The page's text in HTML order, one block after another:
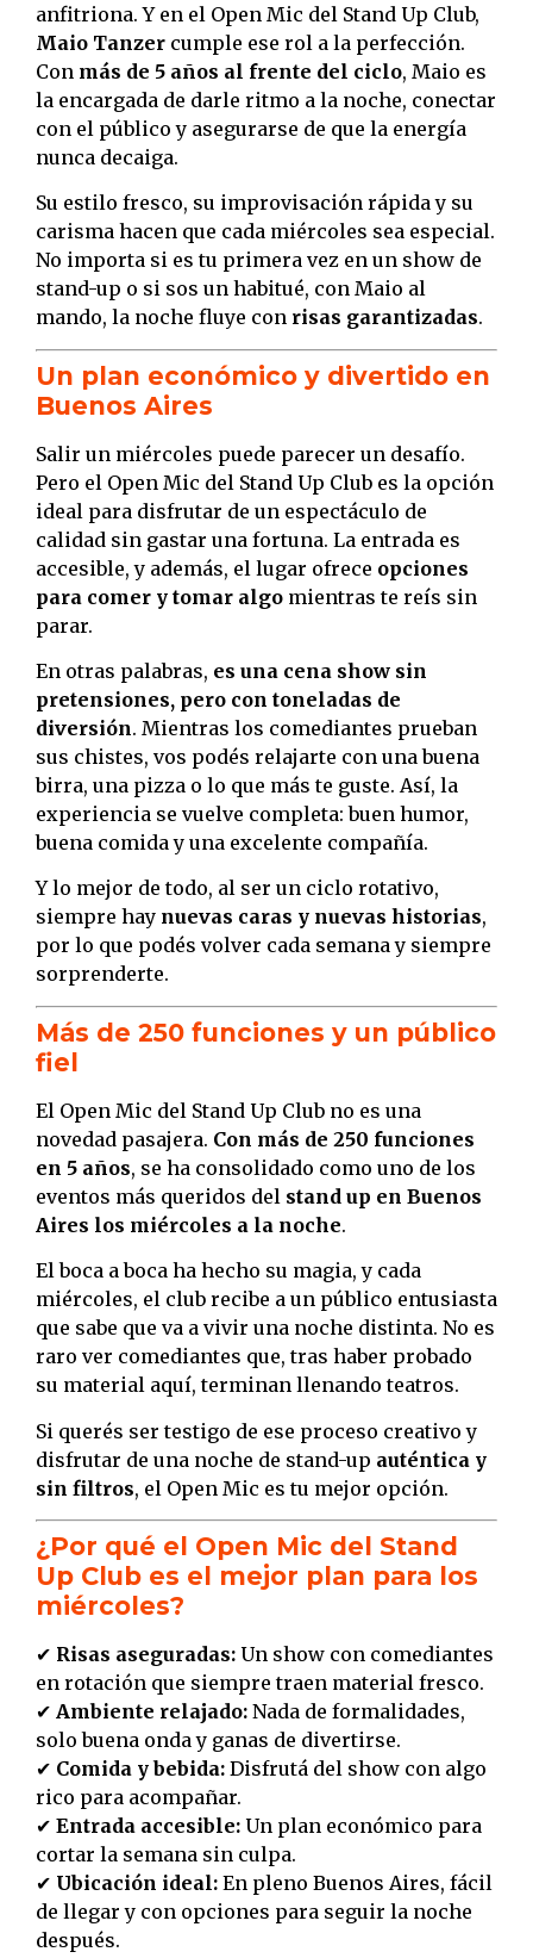
anfitriona. Y en el Open Mic del Stand Up Club,
Maio Tanzer cumple ese rol a la perfección.
Con más de 5 años al frente del ciclo, Maio es
la encargada de darle ritmo a la noche, conectar
con el público y asegurarse de que la energía
nunca decaiga.
Su estilo fresco, su improvisación rápida y su
carisma hacen que cada miércoles sea especial.
No importa si es tu primera vez en un show de
stand-up o si sos un habitué, con Maio al
mando, la noche fluye con risas garantizadas.
Un plan económico y divertido en
Buenos Aires
Salir un miércoles puede parecer un desafío.
Pero el Open Mic del Stand Up Club es la opción
ideal para disfrutar de un espectáculo de
calidad sin gastar una fortuna. La entrada es
accesible, y además, el lugar ofrece opciones
para comer y tomar algo mientras te reís sin
parar.
En otras palabras, es una cena show sin
pretensiones, pero con toneladas de
diversión. Mientras los comediantes prueban
sus chistes, vos podés relajarte con una buena
birra, una pizza o lo que más te guste. Así, la
experiencia se vuelve completa: buen humor,
buena comida y una excelente compañía.
Y lo mejor de todo, al ser un ciclo rotativo,
siempre hay nuevas caras y nuevas historias,
por lo que podés volver cada semana y siempre
sorprenderte.
Más de 250 funciones y un público
fiel
El Open Mic del Stand Up Club no es una
novedad pasajera. Con más de 250 funciones
en 5 años, se ha consolidado como uno de los
eventos más queridos del stand up en Buenos
Aires los miércoles a la noche.
El boca a boca ha hecho su magia, y cada
miércoles, el club recibe a un público entusiasta
que sabe que va a vivir una noche distinta. No es
raro ver comediantes que, tras haber probado
su material aquí, terminan llenando teatros.
Si querés ser testigo de ese proceso creativo y
disfrutar de una noche de stand-up auténtica y
sin filtros, el Open Mic es tu mejor opción.
¿Por qué el Open Mic del Stand
Up Club es el mejor plan para los
miércoles?
✔ Risas aseguradas: Un show con comediantes
en rotación que siempre traen material fresco.
✔ Ambiente relajado: Nada de formalidades,
solo buena onda y ganas de divertirse.
✔ Comida y bebida: Disfrutá del show con algo
rico para acompañar.
✔ Entrada accesible: Un plan económico para
cortar la semana sin culpa.
✔ Ubicación ideal: En pleno Buenos Aires, fácil
de llegar y con opciones para seguir la noche
después.